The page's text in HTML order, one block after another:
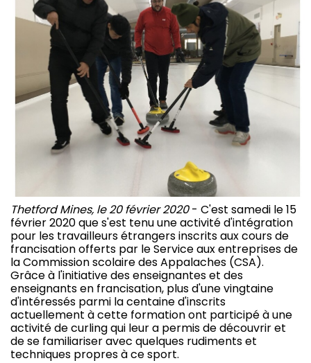
Thetford Mines, le 20 février 2020- C'est samedi le 15
février 2020 que s'est tenu une activité d'intégration
pour les travailleurs étrangers inscrits aux cours de
francisation offerts par le Service aux entreprises de
la Commission scolaire des Appalaches (CSA).
Grâce à l'initiative des enseignantes et des
enseignants en francisation, plus d'une vingtaine
d'intéressés parmi la centaine d'inscrits
actuellement à cette formation ont participé à une
activité de curling qui leur a permis de découvrir et
de se familiariser avec quelques rudiments et
techniques propres à ce sport.